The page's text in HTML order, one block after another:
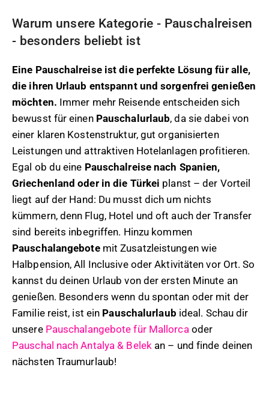
Warum unsere Kategorie - Pauschalreisen
- besonders beliebt ist
Eine Pauschalreise ist die perfekte Lösung für alle,
die ihren Urlaub entspannt und sorgenfrei genießen
möchten. Immer mehr Reisende entscheiden sich
bewusst für einen Pauschalurlaub, da sie dabei von
einer klaren Kostenstruktur, gut organisierten
Leistungen und attraktiven Hotelanlagen profitieren.
Egal ob du eine Pauschalreise nach Spanien,
Griechenland oder in die Türkei planst – der Vorteil
liegt auf der Hand: Du musst dich um nichts
kümmern, denn Flug, Hotel und oft auch der Transfer
sind bereits inbegriffen. Hinzu kommen
Pauschalangebotemit Zusatzleistungen wie
Halbpension, All Inclusive oder Aktivitäten vor Ort. So
kannst du deinen Urlaub von der ersten Minute an
genießen. Besonders wenn du spontan oder mit der
Familie reist, ist ein Pauschalurlaub ideal. Schau dir
unsere Pauschalangebote für Mallorca oder
Pauschal nach Antalya & Belek an – und finde deinen
nächsten Traumurlaub!